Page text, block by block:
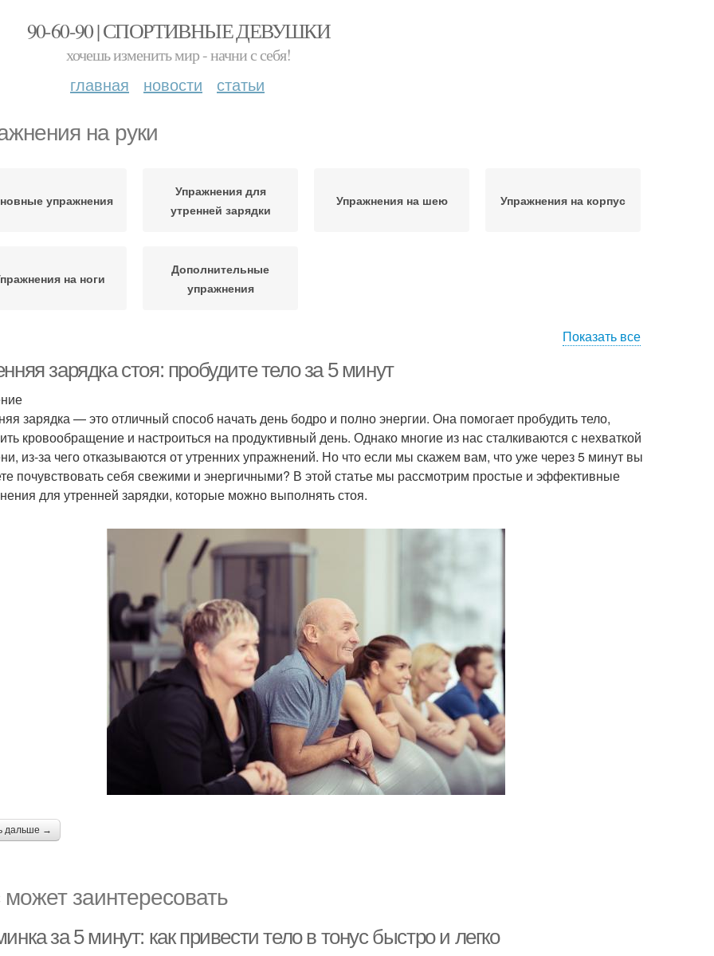
90-60-90 | СПОРТИВНЫЕ ДЕВУШКИ
хочешь изменить мир - начни с себя!
главная новости статьи
на руки
упражнения
Упражнения для
утренней зарядки
Упражнения на шею Упражнения на корпус
на ноги
Дополнительные
упражнения
Показать все
зарядка стоя: пробудите тело за 5 минут
зарядка — это отличный способ начать день бодро и полно энергии. Она помогает пробудить тело,
кровообращение и настроиться на продуктивный день. Однако многие из нас сталкиваются с нехваткой
из-за чего отказываются от утренних упражнений. Но что если мы скажем вам, что уже через 5 минут вы
почувствовать себя свежими и энергичными? В этой статье мы рассмотрим простые и эффективные
для утренней зарядки, которые можно выполнять стоя.
дальше →
заинтересовать
за 5 минут: как привести тело в тонус быстро и легко